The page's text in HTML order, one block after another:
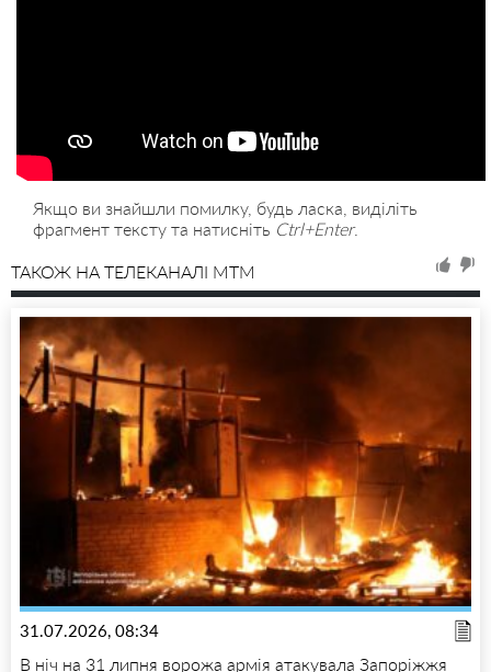
Якщо ви знайшли помилку, будь ласка, виділіть
фрагмент тексту та натисніть Ctrl+Enter.
ТАКОЖ НА ТЕЛЕКАНАЛІ MTM
31.07.2026, 08:34
В ніч на 31 липня ворожа армія атакувала Запоріжжя